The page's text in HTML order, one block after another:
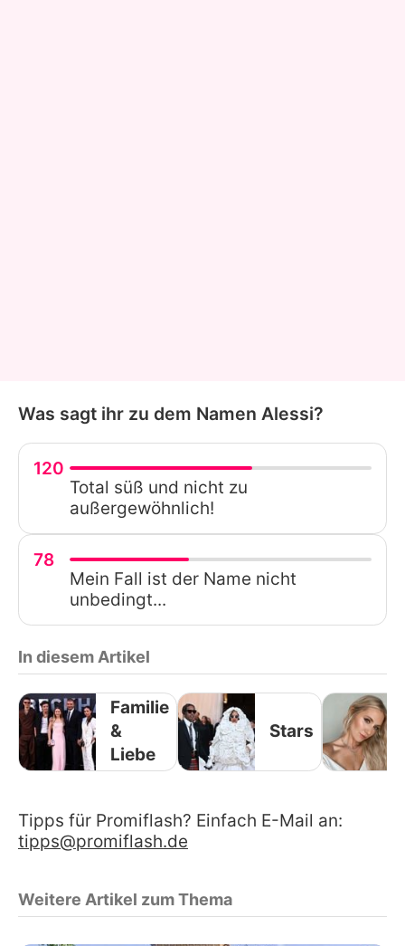
Was sagt ihr zu dem Namen Alessi?
120
Total süß und nicht zu
außergewöhnlich!
78
Mein Fall ist der Name nicht
unbedingt...
In diesem Artikel
Familie
&
Liebe
Stars
Tipps für Promiflash? Einfach E-Mail an:
tipps@promiflash.de
Weitere Artikel zum Thema